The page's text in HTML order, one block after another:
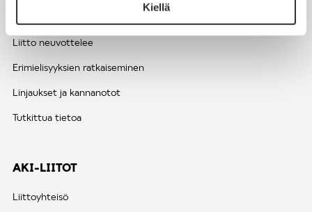
Kiellä
Liitto neuvottelee
Erimielisyyksien ratkaiseminen
Linjaukset ja kannanotot
Tutkittua tietoa
AKI-LIITOT
Liittoyhteisö